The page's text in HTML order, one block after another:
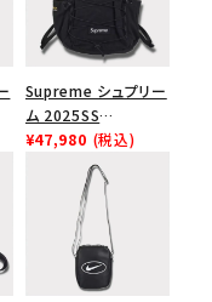
Supreme シュプリー
ム 2025SS
Backpack バックパッ
ク ブラック 黒
¥47,980 (税込)